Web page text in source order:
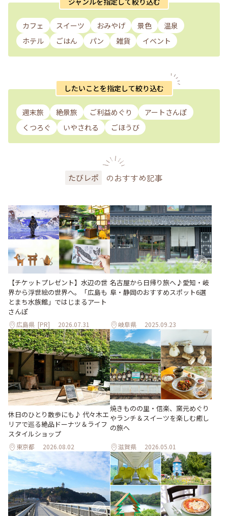
カフェ スイーツ おみやげ 景色
温泉
ホテル
ごはん パン 雑貨 イベント
したいことを指定して絞り込む
週末旅 絶景旅 ご利益めぐり
アートさんぽ
くつろぐ
いやされる ごほうび
たびレポ のおすすめ記事
【チケットプレゼント】水辺の世
界から浮世絵の世界へ。「広島も
とまち水族館」ではじまるアート
さんぽ
広島県 [PR] 2026.07.31
名古屋から日帰り旅へ♪愛知・岐
阜・静岡のおすすめスポット6選
岐阜県 2025.09.23
休日のひとり散歩にも♪ 代々木エ
リアで巡る絶品ドーナツ＆ライフ
スタイルショップ
東京都 2026.08.02
焼きものの里・信楽、窯元めぐり
やランチ＆スイーツを楽しむ癒し
の旅へ
滋賀県 2026.05.01